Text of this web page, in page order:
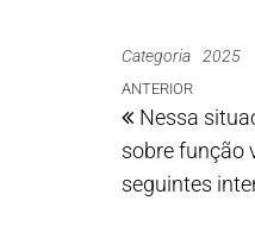
Categoria 2025
ANTERIOR
Nessa
sobre função
seguintes